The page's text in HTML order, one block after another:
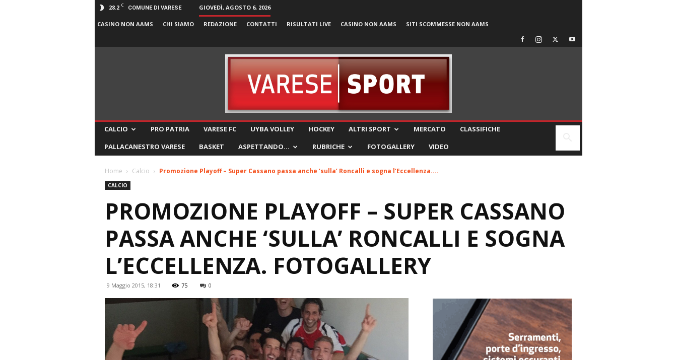
28.2 C COMUNE DI VARESE GIOVEDÌ, AGOSTO 6, 2026
CASINO NON AAMS CHI SIAMO REDAZIONE CONTATTI RISULTATI LIVE CASINO NON AAMS SITI SCOMMESSE NON AAMS
CALCIO PRO PATRIA VARESE FC UYBA VOLLEY HOCKEY ALTRI SPORT MERCATO
CLASSIFICHE
PALLACANESTRO VARESE
BASKET ASPETTANDO… RUBRICHE FOTOGALLERY VIDEO
Home Calcio Promozione Playoff – Super Cassano passa anche ‘sulla’ Roncalli e sogna l’Eccellenza....
CALCIO
PROMOZIONE PLAYOFF – SUPER CASSANO
PASSA ANCHE ‘SULLA’ RONCALLI E SOGNA
L’ECCELLENZA. FOTOGALLERY
9 Maggio 2015, 18:31 75 0